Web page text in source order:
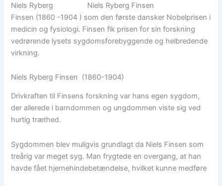
Niels Ryberg
Finsen (1860 -1904 ) som den første dansker Nobelprisen i
medicin og fysiologi. Finsen fik prisen for sin forskning
vedrørende lysets sygdomsforebyggende og helbredende
virkning.
Niels Ryberg Finsen (1860-1904)
Drivkraften til Finsens forskning var hans egen sygdom,
der allerede i barndommen og ungdommen viste sig ved
hurtig træthed.
Sygdommen blev muligvis grundlagt da Niels Finsen som
treårig var meget syg. Man frygtede en overgang, at han
havde fået hjernehindebetændelse, hvilket kunne medføre